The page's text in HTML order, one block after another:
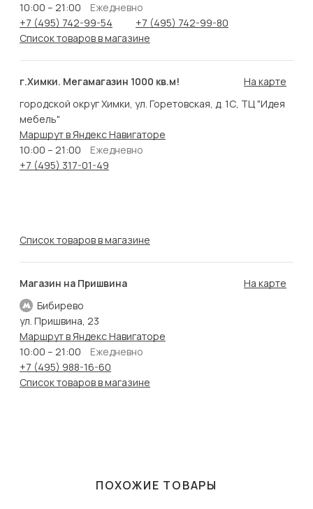
10:00 – 21:00
Ежедневно
+7 (495) 742-99-54
+7 (495) 742-99-80
Список товаров в магазине
г.Химки. Мегамагазин 1000 кв.м!
На карте
городской округ Химки, ул. Горетовская, д. 1С, ТЦ "Идея
мебель"
Маршрут в Яндекс Навигаторе
10:00 – 21:00
Ежедневно
+7 (495) 317-01-49
Список товаров в магазине
Магазин на Пришвина
Бибирево
На карте
ул. Пришвина, 23
Маршрут в Яндекс Навигаторе
10:00 – 21:00
Ежедневно
+7 (495) 988-16-60
Список товаров в магазине
ПОХОЖИЕ ТОВАРЫ